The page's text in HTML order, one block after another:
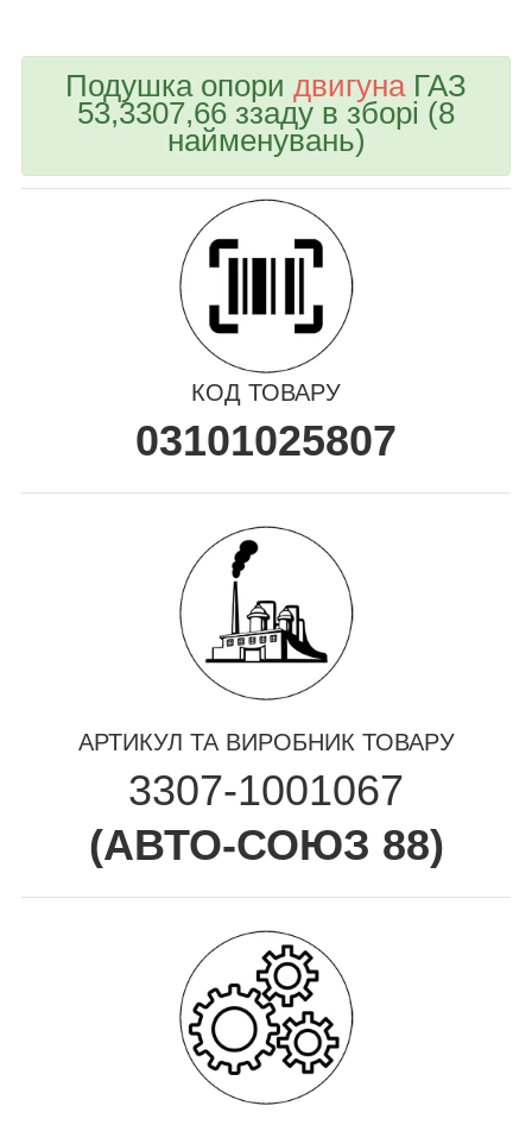
Подушка опори двигунаГАЗ
53,3307,66 ззаду в зборі (8
найменувань)
КОД ТОВАРУ
03101025807
АРТИКУЛ ТА ВИРОБНИК ТОВАРУ
3307-1001067
(АВТО-СОЮЗ 88)